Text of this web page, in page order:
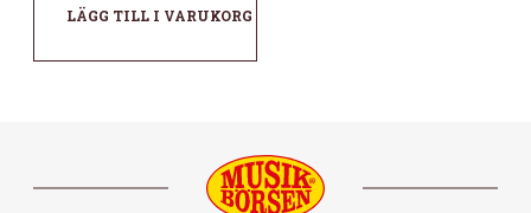
LÄGG TILL I VARUKORG